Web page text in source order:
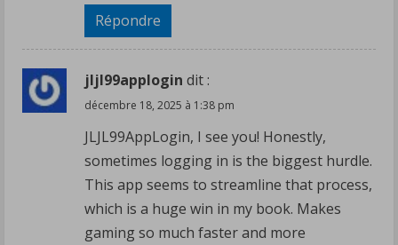
Répondre
jljl99applogin dit :
décembre 18, 2025 à 1:38 pm
JLJL99AppLogin, I see you! Honestly,
sometimes logging in is the biggest hurdle.
This app seems to streamline that process,
which is a huge win in my book. Makes
gaming so much faster and more